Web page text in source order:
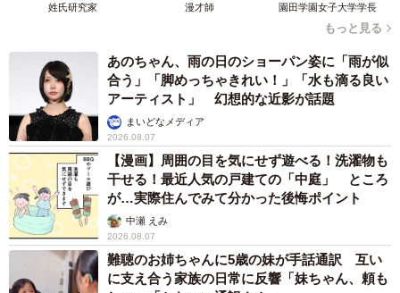
…こんなにいろいろなものが持ち帰られている昨今。しか
という思い出話に。
「実は昔は持ち帰りはもっと多くて。90年代からバブルの
ころは本当に多かったですよね。2000年代に入って少なく
なってきたというか…」
「昔はアクセサリーのトレイ、灰皿なども普通によく持っ
て帰られていました。こういうものをなぜか『コレクショ
ン』しているような方がいらしたんですよね」
姓氏研究家 漫才師 園田学園女子大学学長
もっと見る
あのちゃん、雨の日のショーパン姿に「雨が似
合う」「脚めっちゃきれい！」「水も滴る良い
アーティスト」 幻想的な近影が話題
まいどなメディア
2026.08.07
【漫画】周囲の目を気にせず遊べる！洗濯物も
干せる！最近人気の戸建ての「中庭」 ところ
が…実際住んでみて分かった後悔ポイント
中瀬 えみ
2026.08.07
難聴のお姉ちゃんに5歳の妹が手話通訳 互い
に支え合う家族の日常に反響「妹ちゃん、頼も